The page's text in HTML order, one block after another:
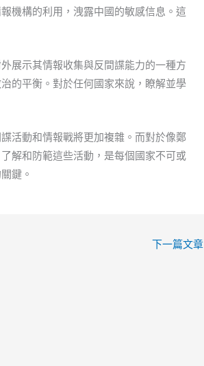
機構的利用，洩露中國的敏感信息。這
展示其情報收集與反間諜能力的一種方
的平衡。對於任何國家來說，瞭解並學
活動和情報戰將更加複雜。而對於像鄭
解和防範這些活動，是每個國家不可或
鍵。
下一篇文章